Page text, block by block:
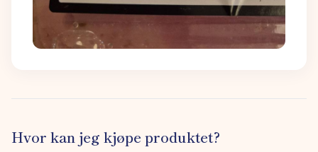
Hvor kan jeg kjøpe produktet?